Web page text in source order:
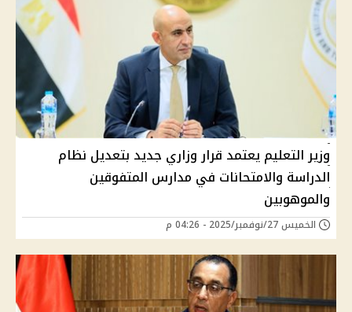
وزير التعليم يعتمد قرار وزاري جديد بتعديل نظام
الدراسة والامتحانات في مدارس المتفوقين
والموهوبين
الخميس 27/نوفمبر/2025 - 04:26 م